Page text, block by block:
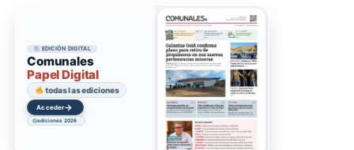
EDICIÓN DIGITAL
Comunales
Papel Digital
todas las ediciones
Acceder→
ediciones 2026